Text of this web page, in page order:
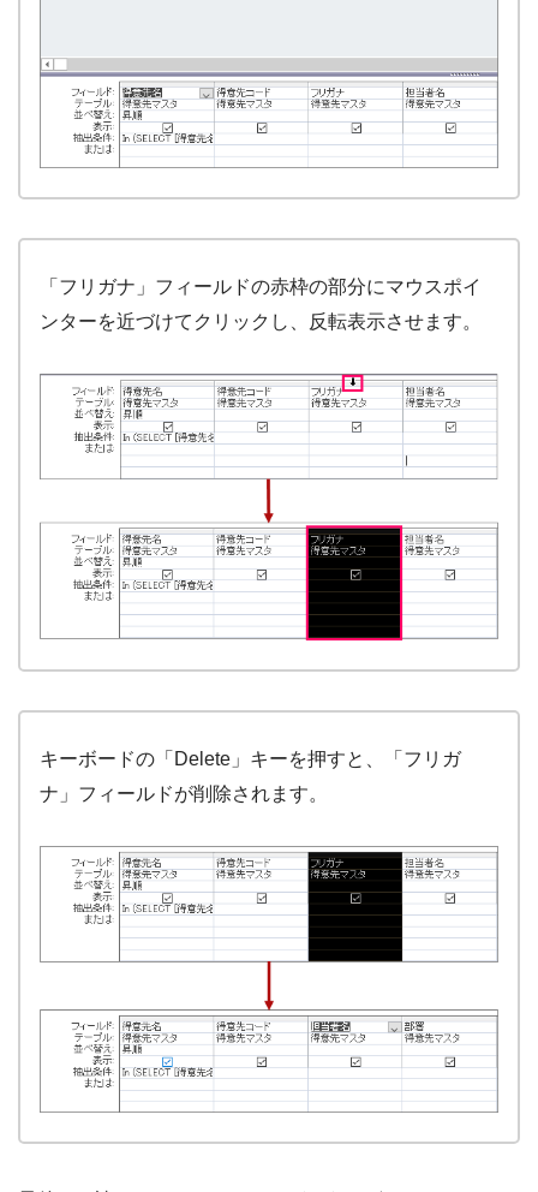
「フリガナ」フィールドの赤枠の部分にマウスポイ
ンターを近づけてクリックし、反転表示させます。
キーボードの「Delete」キーを押すと、「フリガ
ナ」フィールドが削除されます。